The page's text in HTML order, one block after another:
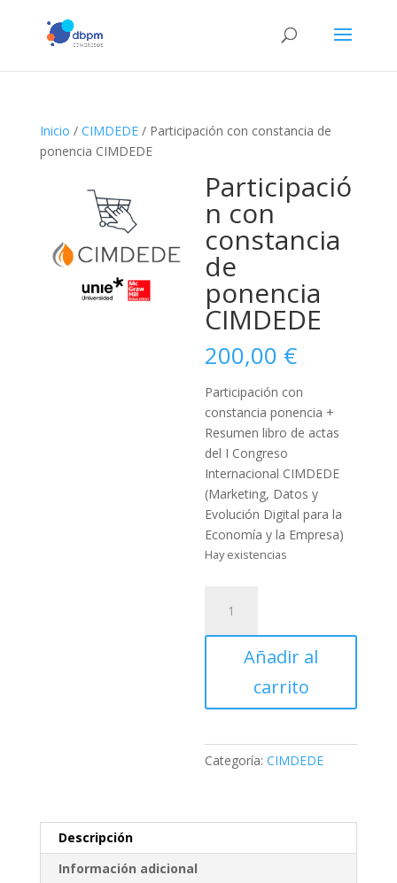
Inicio / CIMDEDE/ Participación con constancia de
ponencia CIMDEDE
Participació
n con
constancia
de
ponencia
CIMDEDE
200,00 €
Participación con
constancia ponencia +
Resumen libro de actas
del I Congreso
Internacional CIMDEDE
(Marketing, Datos y
Evolución Digital para la
Economía y la Empresa)
Hay existencias
constancia
CIMDEDE
Añadir al
carrito
Categoría:CIMDEDE
Descripción
Información adicional